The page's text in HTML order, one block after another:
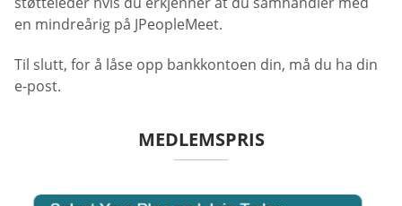
en mindreårig på JPeopleMeet.
Til slutt, for å låse opp bankkontoen din, må du ha din
e-post.
MEDLEMSPRIS